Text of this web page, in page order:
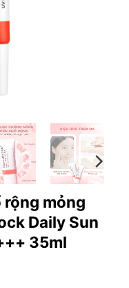
rộng mỏng
Daily Sun
35ml